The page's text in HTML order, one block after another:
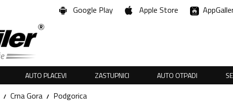
Google Play Apple Store
AUTO PLACEVI ZASTUPNICI AUTO OTPADI
Crna Gora Podgorica